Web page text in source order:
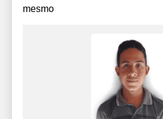
mesmo